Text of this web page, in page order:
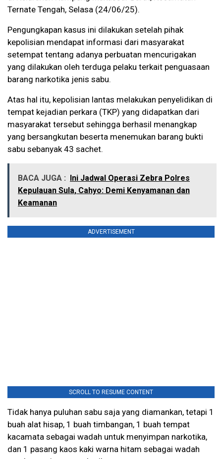
Ternate Tengah, Selasa (24/06/25).
Pengungkapan kasus ini dilakukan setelah pihak
kepolisian mendapat informasi dari masyarakat
setempat tentang adanya perbuatan mencurigakan
yang dilakukan oleh terduga pelaku terkait penguasaan
barang narkotika jenis sabu.
Atas hal itu, kepolisian lantas melakukan penyelidikan di
tempat kejadian perkara (TKP) yang didapatkan dari
masyarakat tersebut sehingga berhasil menangkap
yang bersangkutan beserta menemukan barang bukti
sabu sebanyak 43 sachet.
BACA JUGA : Ini Jadwal Operasi Zebra Polres
Kepulauan Sula, Cahyo: Demi Kenyamanan dan
Keamanan
ADVERTISEMENT
SCROLL TO RESUME CONTENT
Tidak hanya puluhan sabu saja yang diamankan, tetapi 1
buah alat hisap, 1 buah timbangan, 1 buah tempat
kacamata sebagai wadah untuk menyimpan narkotika,
dan 1 pasang kaos kaki warna hitam sebagai wadah